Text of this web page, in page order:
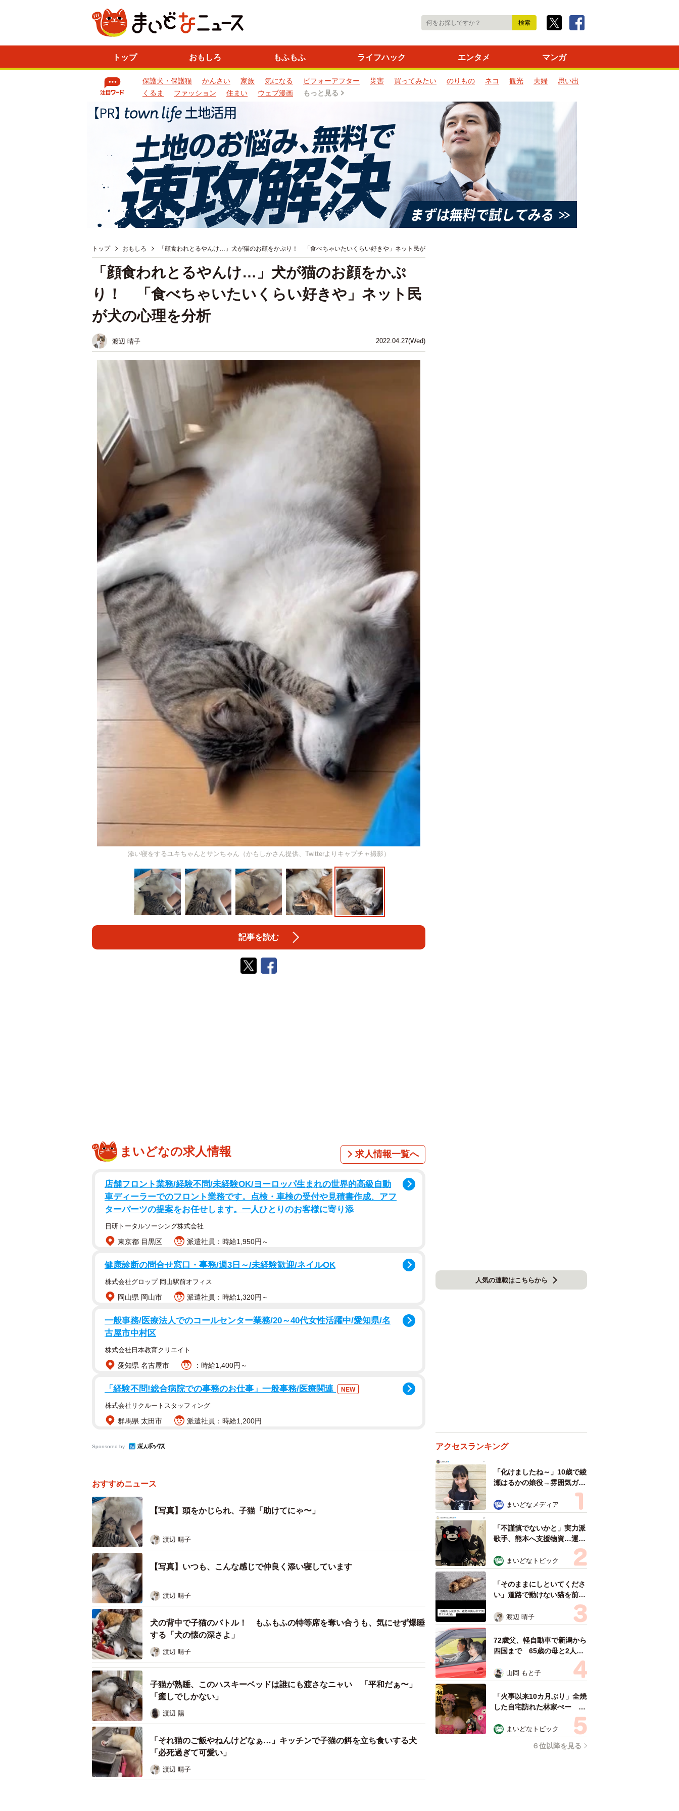
トップ おもしろ もふもふ ライフハック エンタメ マンガ
保護犬・保護猫 かんさい 家族 気になる ビフォーアフター 災害 買ってみたい のりもの ネコ 観光 夫婦
思い出
くるま
ファッション 住まい ウェブ漫画 もっと見る
トップ おもしろ 「顔食われとるやんけ…」犬が猫のお顔をかぷり！ 「食べちゃいたいくらい好きや」ネット民が
2022.04.27(Wed)
「顔食われとるやんけ…」犬が猫のお顔をかぷ
り！ 「食べちゃいたいくらい好きや」ネット民
が犬の心理を分析
渡辺 晴子
添い寝をするユキちゃんとサンちゃん（かもしかさん提供、Twitterよりキャプチャ撮影）
記事を読む
まいどなの求人情報 求人情報一覧へ
店舗フロント業務/経験不問/未経験OK/ヨーロッパ生まれの世界的高級自動
車ディーラーでのフロント業務です。点検・車検の受付や見積書作成、アフ
ターパーツの提案をお任せします。一人ひとりのお客様に寄り添
日研トータルソーシング株式会社
東京都 目黒区 派遣社員：時給1,950円～
健康診断の問合せ窓口・事務/週3日～/未経験歓迎/ネイルOK
株式会社グロップ 岡山駅前オフィス
岡山県 岡山市 派遣社員：時給1,320円～
一般事務/医療法人でのコールセンター業務/20～40代女性活躍中/愛知県/名
古屋市中村区
株式会社日本教育クリエイト
愛知県 名古屋市 ：時給1,400円～
「経験不問!総合病院での事務のお仕事」一般事務/医療関連 NEW
株式会社リクルートスタッフィング
群馬県 太田市 派遣社員：時給1,200円
Sponsored by
おすすめニュース
【写真】頭をかじられ、子猫「助けてにゃ〜」
渡辺 晴子
【写真】いつも、こんな感じで仲良く添い寝しています
渡辺 晴子
犬の背中で子猫のバトル！ もふもふの特等席を奪い合うも、気にせず爆睡
する「犬の懐の深さよ」
渡辺 晴子
子猫が熟睡、このハスキーベッドは誰にも渡さなニャい 「平和だぁ〜」
「癒しでしかない」
渡辺 陽
「それ猫のご飯やねんけどなぁ…」キッチンで子猫の餌を立ち食いする犬
「必死過ぎて可愛い」
渡辺 晴子
人気の連載はこちらから
アクセスランキング
「化けましたね～」10歳で綾
瀬はるかの娘役→雰囲気ガラ
リの18歳に成長 「メイクで
雰囲気が」「宝塚に入れそ
う」
まいどなメディア
「不謹慎でないかと」実力派
歌手、熊本へ支援物資…運搬
トラックの車体デザインにた
めらい 「痛いほど伝わる」
「行動され立派」
まいどなトピック
「そのままにしといてくださ
い」道路で動けない猫を前に
返された一言… 懸命に生き
ようとした4日間 「命の重
さはみんな同じ」保護団体代
表の訴え
渡辺 晴子
72歳父、軽自動車で新潟から
四国まで 65歳の母と2人で
3泊4日の旅 パーキングの休
憩まで分刻み… 「大学生で
も組まねえよ！」
山岡 もと子
「火事以来10カ月ぶり」全焼
した自宅訪れた林家ぺー 内
装も壁も取り払われスケルト
ン状態の部屋に呆然
まいどなトピック
６位以降を見る